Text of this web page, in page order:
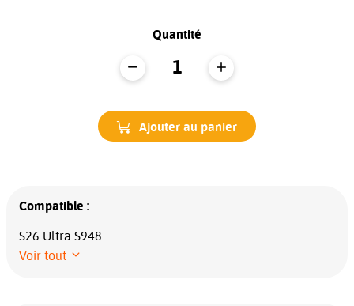
Quantité
Ajouter au panier
Compatible :
S26 Ultra S948
Voir tout